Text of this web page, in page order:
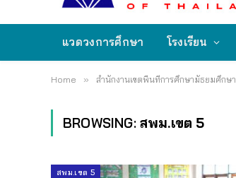
แวดวงการศึกษา โรงเรียน
Home » สำนักงานเขตพื้นที่การศึกษามัธยมศึกษา
BROWSING: สพม.เขต 5
สพม.เขต 5